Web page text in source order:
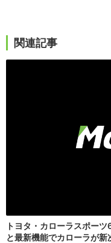
関連記事
トヨタ・カローラスポー
と最新機能でカローラが新